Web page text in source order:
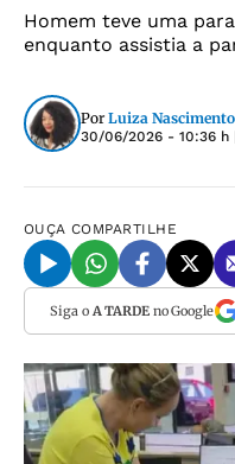
Homem teve uma
enquanto assistia a
Por Luiza Nascimento
30/06/2026 - 10:36 h
OUÇA COMPARTILHE
Siga o A TARDEno Google